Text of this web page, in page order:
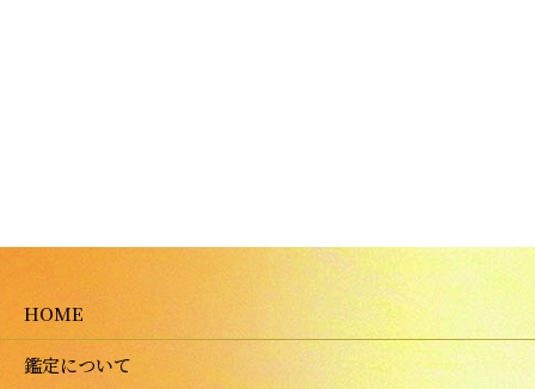
HOME
鑑定について